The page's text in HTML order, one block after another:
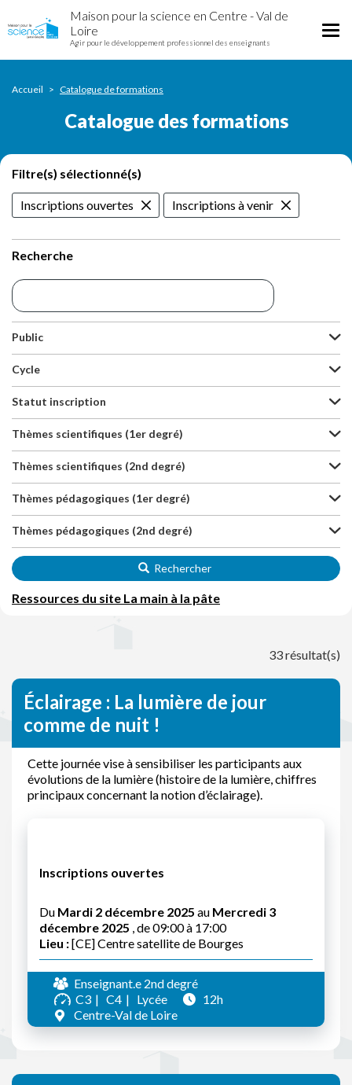
des
formations
au
contenu
Maison pour la science en Centre - Val de
Loire
Agir pour le développement professionnel des enseignants
Accueil Catalogue de formations
Catalogue des formations
Filtre(s) sélectionné(s)
Inscriptions ouvertes Inscriptions à venir
Recherche
Public
Cycle
Statut inscription
Thèmes scientifiques (1er degré)
Thèmes scientifiques (2nd degré)
Thèmes pédagogiques (1er degré)
Thèmes pédagogiques (2nd degré)
Rechercher
Ressources du site La main à la pâte
33 résultat(s)
Éclairage : La lumière de jour
comme de nuit !
Cette journée vise à sensibiliser les participants aux
évolutions de la lumière (histoire de la lumière, chiffres
principaux concernant la notion d’éclairage).
Inscriptions ouvertes
Du Mardi 2 décembre 2025 au Mercredi 3
décembre 2025 , de 09:00 à 17:00
Lieu :[CE] Centre satellite de Bourges
Enseignant.e 2nd degré
C3
C4 Lycée
12h
Centre-Val de Loire